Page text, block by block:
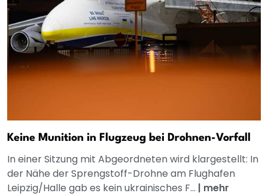
Keine Munition in Flugzeug bei Drohnen-Vorfall
In einer Sitzung mit Abgeordneten wird klargestellt: In
der Nähe der Sprengstoff-Drohne am Flughafen
Leipzig/Halle gab es kein ukrainisches F... | mehr